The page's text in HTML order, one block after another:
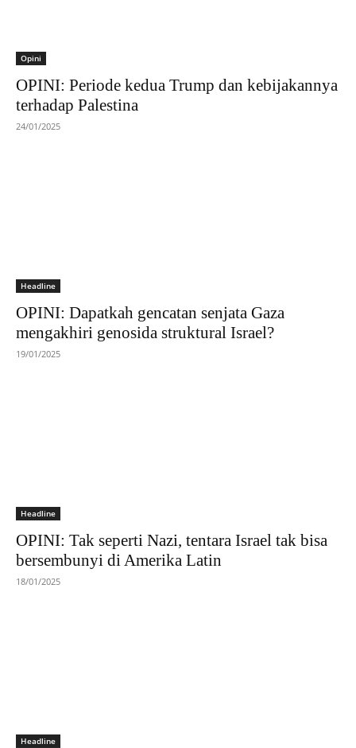
Opini
OPINI: Periode kedua Trump dan kebijakannya
terhadap Palestina
24/01/2025
Headline
OPINI: Dapatkah gencatan senjata Gaza
mengakhiri genosida struktural Israel?
19/01/2025
Headline
OPINI: Tak seperti Nazi, tentara Israel tak bisa
bersembunyi di Amerika Latin
18/01/2025
Headline